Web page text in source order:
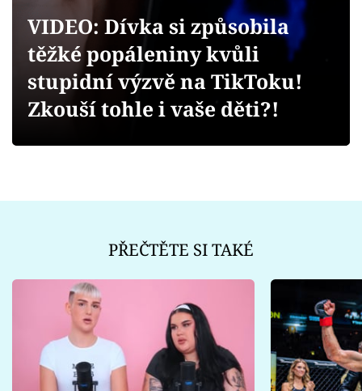
Videa
Sledujte prima+
VIDEO: Dívka si způsobila
těžké popáleniny kvůli
stupidní výzvě na TikToku!
Zkouší tohle i vaše děti?!
PŘEČTĚTE SI TAKÉ